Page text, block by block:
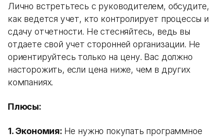
Лично встретьтесь с руководителем, обсудите,
как ведется учет, кто контролирует процессы и
сдачу отчетности. Не стесняйтесь, ведь вы
отдаете свой учет сторонней организации. Не
ориентируйтесь только на цену. Вас должно
насторожить, если цена ниже, чем в других
компаниях.
Плюсы:
1. Экономия: Не нужно покупать программное